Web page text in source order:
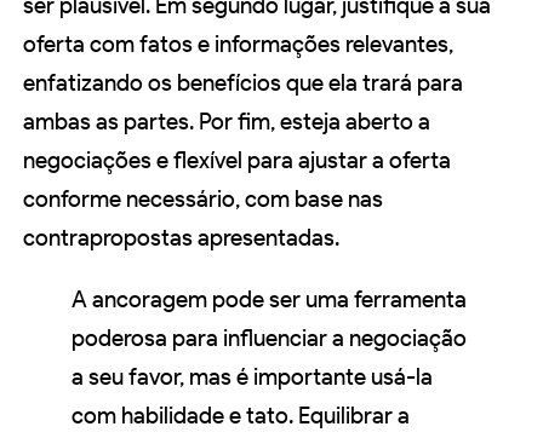
oferta com fatos e informações relevantes,
enfatizando os benefícios que ela trará para
ambas as partes. Por fim, esteja aberto a
negociações e flexível para ajustar a oferta
conforme necessário, com base nas
contrapropostas apresentadas.
A ancoragem pode ser uma ferramenta
poderosa para influenciar a negociação
a seu favor, mas é importante usá-la
com habilidade e tato. Equilibrar a